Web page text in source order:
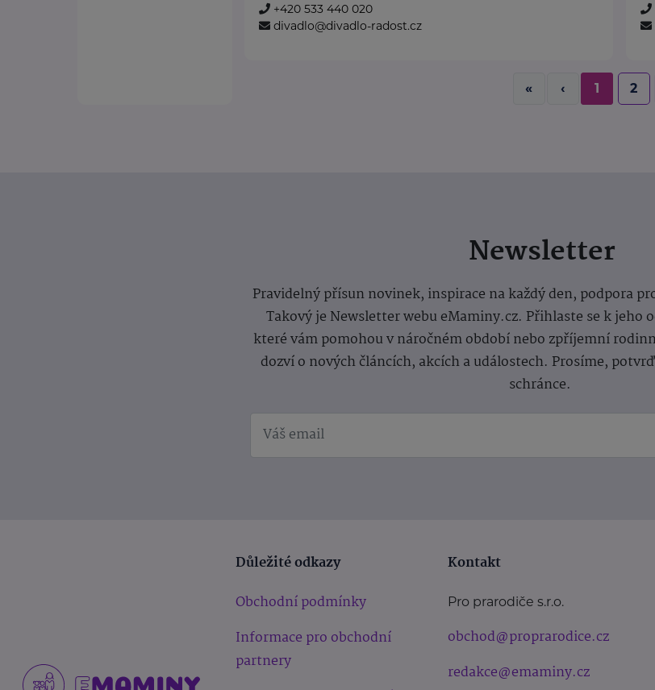
+420 533 440 020
divadlo@divadlo-radost.cz
« ‹ 1 2
Newsletter
Pravidelný přísun novinek, inspirace na každý den, podpora
Takový je Newsletter webu eMaminy.cz. Přihlaste se k jeho
které vám pomohou v náročném období nebo zpříjemní
dozví o nových článcích, akcích a událostech. Prosíme,
schránce.
Důležité odkazy
Obchodní podmínky
Informace pro obchodní
partnery
Kontakt
Pro prarodiče s.r.o.
obchod@proprarodice.cz
redakce@emaminy.cz